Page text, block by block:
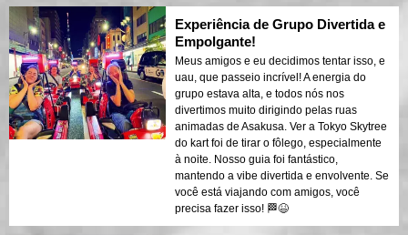
Experiência de Grupo Divertida e
Empolgante!
Meus amigos e eu decidimos tentar isso, e
uau, que passeio incrível! A energia do
grupo estava alta, e todos nós nos
divertimos muito dirigindo pelas ruas
animadas de Asakusa. Ver a Tokyo Skytree
do kart foi de tirar o fôlego, especialmente
à noite. Nosso guia foi fantástico,
mantendo a vibe divertida e envolvente. Se
você está viajando com amigos, você
precisa fazer isso! 🏁😆